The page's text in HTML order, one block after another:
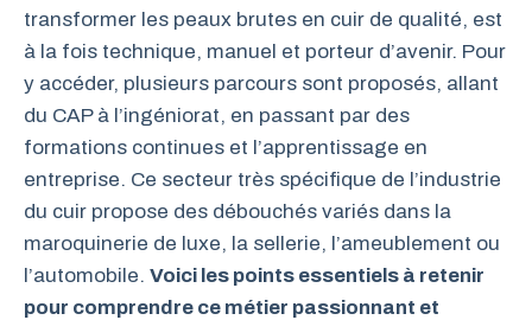
transformer les peaux brutes en cuir de qualité, est
à la fois technique, manuel et porteur d’avenir. Pour
y accéder, plusieurs parcours sont proposés, allant
du CAP à l’ingéniorat, en passant par des
formations continues et l’apprentissage en
entreprise. Ce secteur très spécifique de l’industrie
du cuir propose des débouchés variés dans la
maroquinerie de luxe, la sellerie, l’ameublement ou
l’automobile. Voici les points essentiels à retenir
pour comprendre ce métier passionnant et